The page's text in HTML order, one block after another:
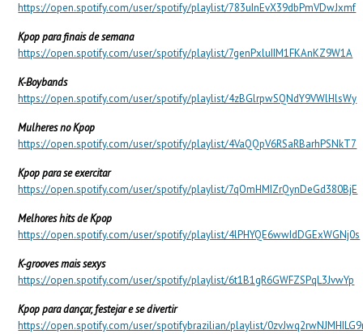
https://open.spotify.com/user/spotify/playlist/783uInEvX39dbPmVDwJxmf
Kpop para finais de semana
https://open.spotify.com/user/spotify/playlist/7genPxluIIM1FKAnKZ9W1A
K-Boybands
https://open.spotify.com/user/spotify/playlist/4zBGlrpwSQNdY9VWlHlsWy
Mulheres no Kpop
https://open.spotify.com/user/spotify/playlist/4VaQQpV6RSaRBarhPSNkT7
Kpop para se exercitar
https://open.spotify.com/user/spotify/playlist/7qOmHMIZrQynDeGd380BjE
Melhores hits de Kpop
https://open.spotify.com/user/spotify/playlist/4lPHYQE6wwIdDGExWGNj0s
K-grooves mais sexys
https://open.spotify.com/user/spotify/playlist/6t1B1gR6GWFZSPqL3JvwYp
Kpop para dançar, festejar e se divertir
https://open.spotify.com/user/spotifybrazilian/playlist/